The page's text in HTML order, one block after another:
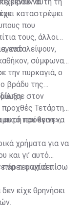
καταστρέψει
που
τους, άλλοι
ενώ
σύμφωνα
την πυρκαγιά, ο
βράδυ της
στον
προχθές Τετάρτη
πρόθεση να
αυτό που έγινε»,
χρήματα για να
και γι’ αυτό
να τεμαχίσει
πάρει φωτιά πίσω
είχε θρηνήσει